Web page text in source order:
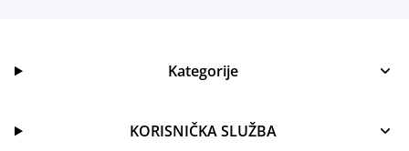
Kategorije
KORISNIČKA SLUŽBA